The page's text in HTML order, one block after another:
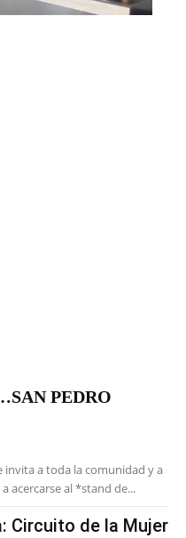
PEDRO
invita a toda la comunidad y a
acercarse al *stand de...
Circuito de la Mujer